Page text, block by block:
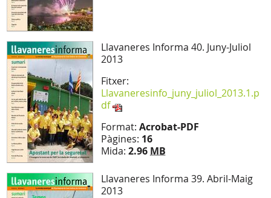
Llavaneres Informa 40. Juny-Juliol
2013
Fitxer:
Llavaneresinfo_juny_juliol_2013.1.p
df
Format: Acrobat-PDF
Pàgines: 16
Mida: 2.96 MB
Llavaneres Informa 39. Abril-Maig
2013